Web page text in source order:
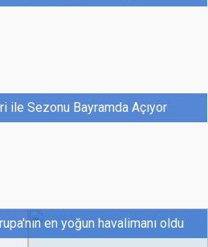
ile Sezonu Bayramda Açıyor
en yoğun havalimanı oldu